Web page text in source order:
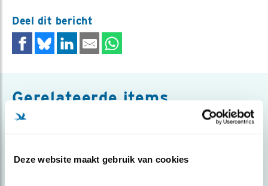
Deze website maakt gebruik van cookies
Deel dit bericht
Gerelateerde items